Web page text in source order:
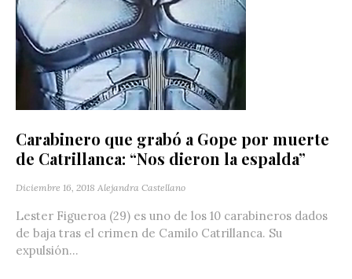
Carabinero que grabó a Gope por muerte
de Catrillanca: “Nos dieron la espalda”
Diciembre 16, 2018 Alejandra Castellano
Lester Figueroa (29) es uno de los 10 carabineros dados
de baja tras el crimen de Camilo Catrillanca. Su
expulsión...